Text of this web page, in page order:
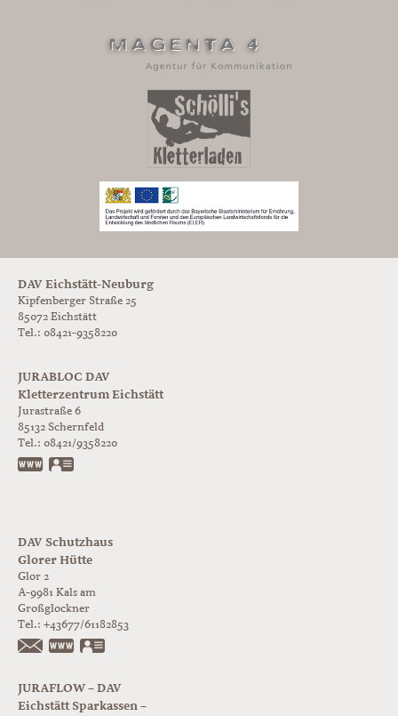
DAV Eichstätt-Neuburg
Kipfenberger Straße 25
85072 Eichstätt
Tel.: 08421-9358220
JURABLOC DAV
Kletterzentrum Eichstätt
Jurastraße 6
85132 Schernfeld
Tel.: 08421/9358220
www.jurabloc.de
DAV Schutzhaus
Glorer Hütte
Glor 2
A-9981 Kals am
Großglockner
Tel.: +43677/61182853
https://www.glorer-huette.at/
JURAFLOW – DAV
Eichstätt Sparkassen –